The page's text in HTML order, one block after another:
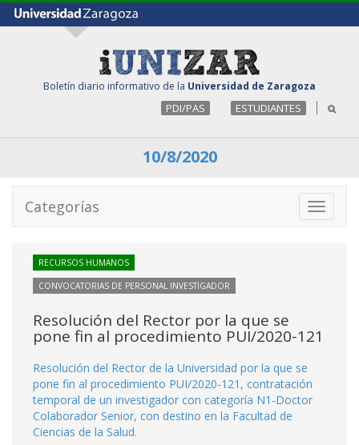
Boletín diario informativo de la Universidad de Zaragoza
PDI/PAS ESTUDIANTES
10/8/2020
Toggle
Categorías
RECURSOS HUMANOS
CONVOCATORIAS DE PERSONAL INVESTIGADOR
Resolución del Rector por la que se
pone fin al procedimiento PUI/2020-121
Resolución del Rector de la Universidad por la que se
pone fin al procedimiento PUI/2020-121, contratación
temporal de un investigador con categoría N1-Doctor
Colaborador Senior, con destino en la Facultad de
Ciencias de la Salud.